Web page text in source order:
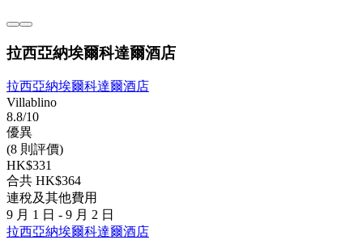
拉西亞納埃爾科達爾酒店
拉西亞納埃爾科達爾酒店
Villablino
8.8/10
優異
(8 則評價)
HK$331
合共 HK$364
連稅及其他費用
9 月 1 日 - 9 月 2 日
拉西亞納埃爾科達爾酒店